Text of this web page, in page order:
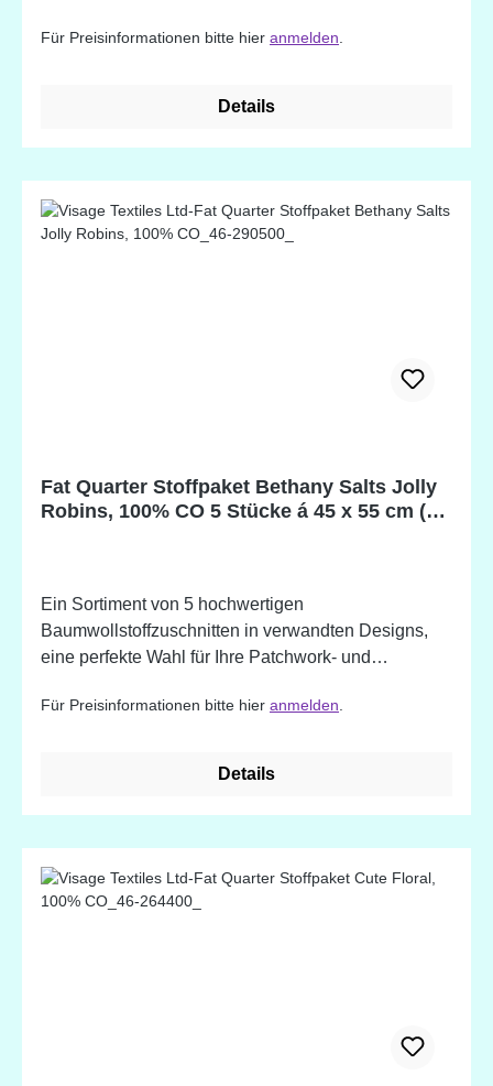
England
Für Preisinformationen bitte hier anmelden
Details
Fat Quarter Stoffpaket Bethany Salts Jolly
Robins, 100% CO 5 Stücke á 45 x 55 cm (18
Ein Sortiment von 5 hochwertigen
Baumwollstoffzuschnitten in verwandten Designs,
eine perfekte Wahl für Ihre Patchwork- und
England
Für Preisinformationen bitte hier anmelden
Details